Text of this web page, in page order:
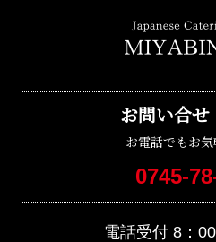
お問い合
お電話でもお
0745-
電話受付 8：